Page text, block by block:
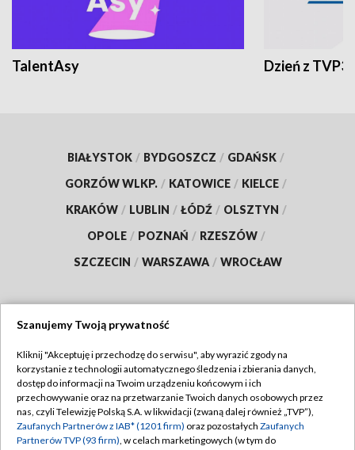
TalentAsy Dzień z TVP3
BIAŁYSTOK / BYDGOSZCZ / GDAŃSK /
GORZÓW WLKP. / KATOWICE / KIELCE /
KRAKÓW / LUBLIN / ŁÓDŹ / OLSZTYN /
OPOLE / POZNAŃ / RZESZÓW /
SZCZECIN / WARSZAWA / WROCŁAW
TVP
Abonament TVP
Emisja w TVP
Regulamin TVP
Polityka prywatności
Szanujemy Twoją prywatność
Kliknij "Akceptuję i przechodzę do serwisu", aby wyrazić zgody na
korzystanie z technologii automatycznego śledzenia i zbierania danych,
dostęp do informacji na Twoim urządzeniu końcowym i ich
przechowywanie oraz na przetwarzanie Twoich danych osobowych przez
nas, czyli Telewizję Polską S.A. w likwidacji (zwaną dalej również „TVP”),
Zaufanych Partnerów z IAB* (1201 firm) oraz pozostałych Zaufanych
Partnerów TVP (93 firm), w celach marketingowych (w tym do